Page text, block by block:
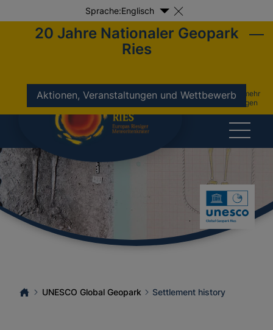
Sprache:Englisch
20 Jahre Nationaler Geopark
Ries
Aktionen, Veranstaltungen und Wettbewerbnicht mehr
anzeigen
Settlement history
UNESCO Global Geopark